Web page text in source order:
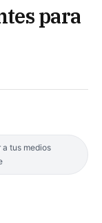
para
a tus medios